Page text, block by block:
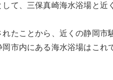
て、三保真崎海水浴場と近
たことから、近くの静岡市
市内にある海水浴場はこれ